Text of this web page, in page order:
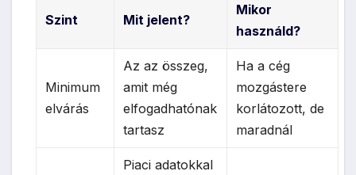
Szint Mit jelent?
Mikor
használd?
Minimum
elvárás
Az az összeg,
amit még
elfogadhatónak
tartasz
Ha a cég
mozgástere
korlátozott, de
maradnál
Piaci adatokkal